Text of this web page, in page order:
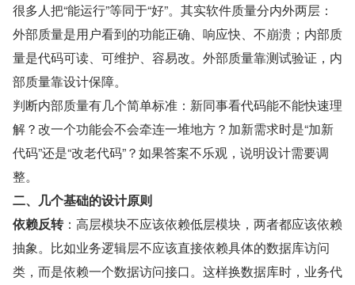
很多人把“能运行”等同于“好”。其实软件质量分内外两层：
外部质量是用户看到的功能正确、响应快、不崩溃；内部质
量是代码可读、可维护、容易改。外部质量靠测试验证，内
部质量靠设计保障。
判断内部质量有几个简单标准：新同事看代码能不能快速理
解？改一个功能会不会牵连一堆地方？加新需求时是“加新
代码”还是“改老代码”？如果答案不乐观，说明设计需要调
整。
二、几个基础的设计原则
依赖反转：高层模块不应该依赖低层模块，两者都应该依赖
抽象。比如业务逻辑层不应该直接依赖具体的数据库访问
类，而是依赖一个数据访问接口。这样换数据库时，业务代